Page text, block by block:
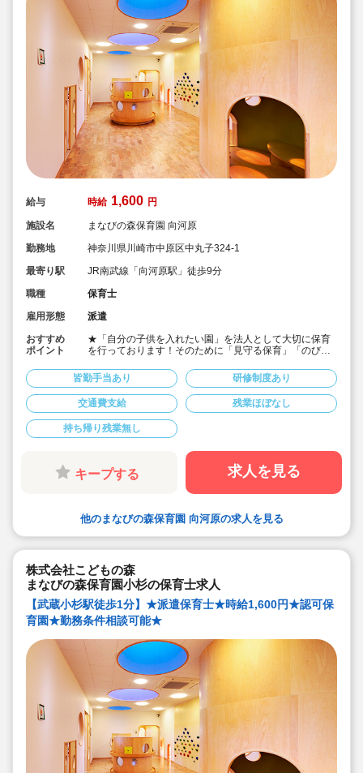
給与 時給 1,600 円
施設名
まなびの森保育園 向河原
勤務地
神奈川県川崎市中原区中丸子324-1
最寄り駅
JR南武線「向河原駅」徒歩9分
職種
保育士
雇用形態
派遣
おすすめ
ポイント
★「自分の子供を入れたい園」を法人として大切に保育
を行っております！そのために「見守る保育」「のびの
す♪
★保育士専任のコンサルタントがあなたの派遣就業を安
心サポートいたします
★向河原駅より徒歩9分・定員70名の認可保育園！
★時給1,600円の求人です！
★勤務条件等相談可能です！
キララサポートで派遣就業する3つのメリット
・求人提案から就業後のサポートまで専任コンサルタン
トが細やかに対応します
・手当や福利厚生については当社独自のサービスもご用
ったサポートに定評があります
皆勤手当あり 研修制度あり
交通費支給 残業ほぼなし
持ち帰り残業無し
キープする 求人を見る
他のまなびの森保育園 向河原の求人を見る
株式会社こどもの森
まなびの森保育園小杉の保育士求人
【武蔵小杉駅徒歩1分】★派遣保育士★時給1,600円★認可保
育園★勤務条件相談可能★